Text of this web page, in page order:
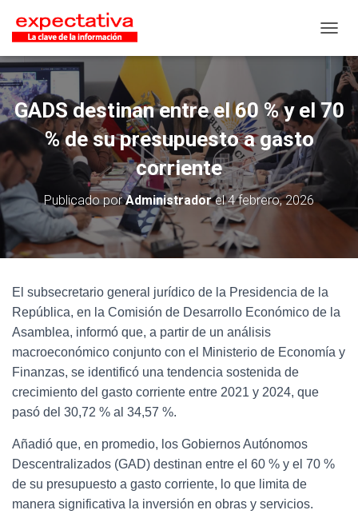
GADS destinan entre el 60 % y el 70
% de su presupuesto a gasto
corriente
Publicado porAdministradorel4 febrero, 2026
El subsecretario general jurídico de la Presidencia de la
República, en la Comisión de Desarrollo Económico de la
Asamblea, informó que, a partir de un análisis
macroeconómico conjunto con el Ministerio de Economía y
Finanzas, se identificó una tendencia sostenida de
crecimiento del gasto corriente entre 2021 y 2024, que
pasó del 30,72 % al 34,57 %.
Añadió que, en promedio, los Gobiernos Autónomos
Descentralizados (GAD) destinan entre el 60 % y el 70 %
de su presupuesto a gasto corriente, lo que limita de
manera significativa la inversión en obras y servicios.